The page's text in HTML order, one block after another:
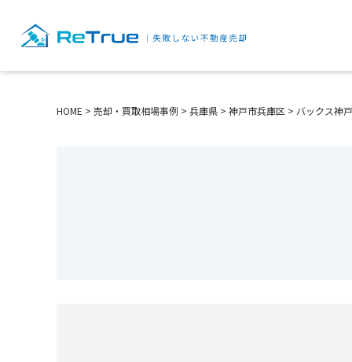
HOME > 売却・買取相場事例 > 兵庫県 > 神戸市兵庫区 > バックス神